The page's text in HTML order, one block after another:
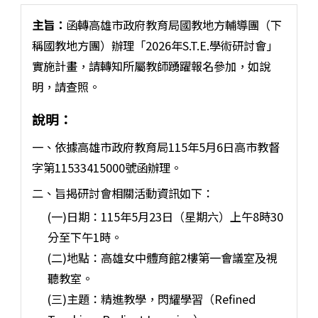
主旨： 函轉高雄市政府教育局國教地方輔導團（下
稱國教地方團）辦理「2026年S.T.E.學術研討會」
實施計畫，請轉知所屬教師踴躍報名參加，如說
明，請查照。
說明：
一、依據高雄市政府教育局115年5月6日高市教督
字第11533415000號函辦理。
二、旨揭研討會相關活動資訊如下：
(一)日期：115年5月23日（星期六）上午8時30
分至下午1時。
(二)地點：高雄女中體育館2樓第一會議室及視
聽教室。
(三)主題：精進教學，閃耀學習（Refined